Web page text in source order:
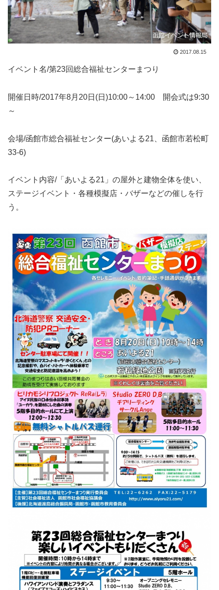
2017.08.15
イベント名/第23回総合福祉センターまつり
開催日時/2017年8月20日(日)10:00～14:00 開会式は9:30
～
会場/函館市総合福祉センター(あいよる21、函館市若松町
33-6)
イベント内容/「あいよる21」の屋外と建物全体を使い、
ステージイベント・各種模擬店・バザーなどの催しを行
う。